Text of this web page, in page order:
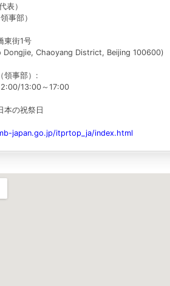
）
事部）
東街1号
Chaoyang District, Beijing 100600)
領事部）:
13:00～17:00
の祝祭日
japan.go.jp/itprtop_ja/index.html